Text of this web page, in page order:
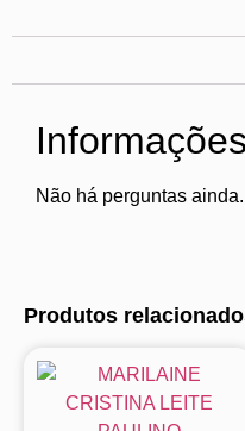
Não há perguntas ainda.
Produtos